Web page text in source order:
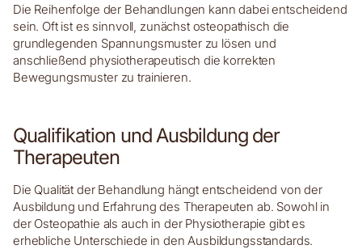
Die Reihenfolge der Behandlungen kann dabei entscheidend
sein. Oft ist es sinnvoll, zunächst osteopathisch die
grundlegenden Spannungsmuster zu lösen und
anschließend physiotherapeutisch die korrekten
Bewegungsmuster zu trainieren.
Qualifikation und Ausbildung der
Therapeuten
Die Qualität der Behandlung hängt entscheidend von der
Ausbildung und Erfahrung des Therapeuten ab. Sowohl in
der Osteopathie als auch in der Physiotherapie gibt es
erhebliche Unterschiede in den Ausbildungsstandards.